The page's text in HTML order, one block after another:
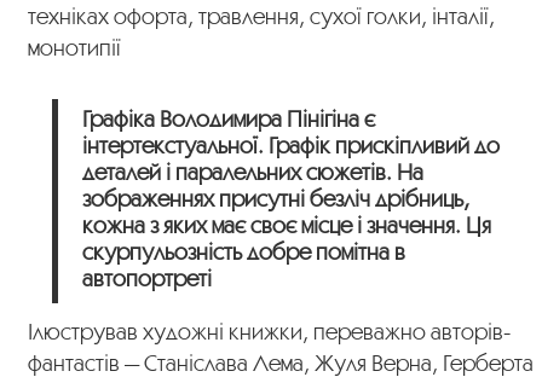
техніках офорта, травлення, сухої голки, інталії,
монотипії
Графіка Володимира Пінігіна є
інтертекстуальної. Графік прискіпливий до
деталей і паралельних сюжетів. На
зображеннях присутні безліч дрібниць,
кожна з яких має своє місце і значення. Ця
скурпульозність добре помітна в
автопортреті
Ілюстрував художні книжки, переважно авторів-
фантастів — Станіслава Лема, Жуля Верна, Герберта